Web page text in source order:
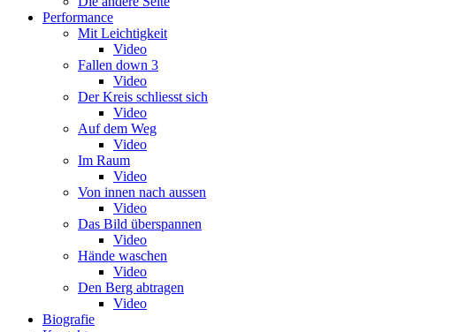
Performance
Mit Leichtigkeit
Video
Fallen down 3
Video
Der Kreis schliesst sich
Video
Auf dem Weg
Video
Im Raum
Video
Von innen nach aussen
Video
Das Bild überspannen
Video
Hände waschen
Video
Den Berg abtragen
Video
Biografie